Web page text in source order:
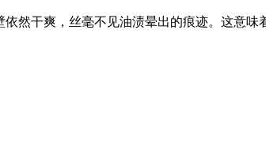
然干爽，丝毫不见油渍晕出的痕迹。这意